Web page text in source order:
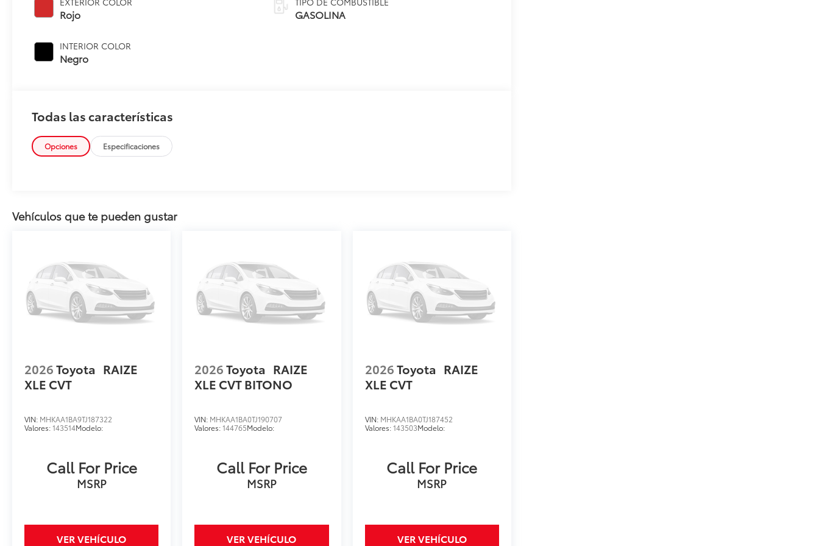
Rojo
INTERIOR COLOR
Negro
GASOLINA
Todas las características
Opciones Especificaciones
Vehículos que te pueden gustar
2026Toyota RAIZE
XLE CVT
VIN: MHKAA1BA9TJ187322
Valores:143514Modelo:
Call For Price
MSRP
VER VEHÍCULO
2026Toyota RAIZE
XLE CVT BITONO
VIN: MHKAA1BA0TJ190707
Valores:144765Modelo:
Call For Price
MSRP
VER VEHÍCULO
2026Toyota RAIZE
XLE CVT
VIN: MHKAA1BA0TJ187452
Valores:143503Modelo:
Call For Price
MSRP
VER VEHÍCULO